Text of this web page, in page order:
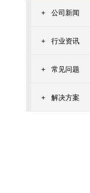
+ 公司新闻
+ 行业资讯
+ 常见问题
+ 解决方案